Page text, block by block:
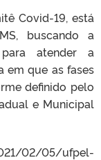
Covid-19, está
buscando a
atender a
em que as fases
definido pelo
e Municipal
02/05/ufpel-